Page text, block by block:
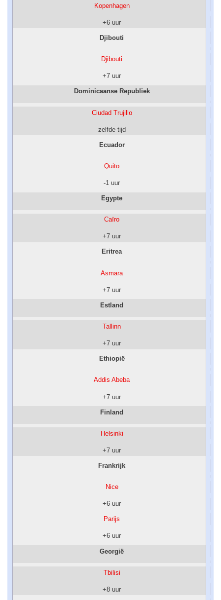
Kopenhagen
+6 uur
Djibouti
Djibouti
+7 uur
Dominicaanse Republiek
Ciudad Trujillo
zelfde tijd
Ecuador
Quito
-1 uur
Egypte
Caïro
+7 uur
Eritrea
Asmara
+7 uur
Estland
Tallinn
+7 uur
Ethiopië
Addis Abeba
+7 uur
Finland
Helsinki
+7 uur
Frankrijk
Nice
+6 uur
Parijs
+6 uur
Georgië
Tbilisi
+8 uur